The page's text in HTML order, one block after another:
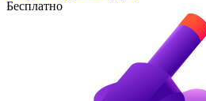
Бесплатно